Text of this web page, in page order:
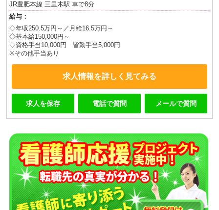
JR豊肥本線 三里木駅 車で8分
給与：
◇年収250.5万円～／月給16.5万円～
◇基本給150,000円～
◇資格手当10,000円 皆勤手当5,000円
※その他手当あり
求人情報を詳しく見てみる
求人を保存 電話で質問 メールで質問